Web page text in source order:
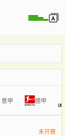
意甲 德甲
未开赛